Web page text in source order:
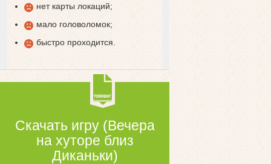
нет карты локаций;
мало головоломок;
быстро проходится.
Скачать игру (Вечера
на хуторе близ
Диканьки)